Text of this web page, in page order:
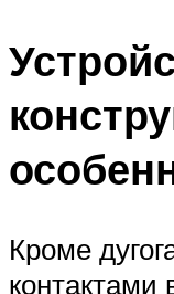
Кроме
контактами